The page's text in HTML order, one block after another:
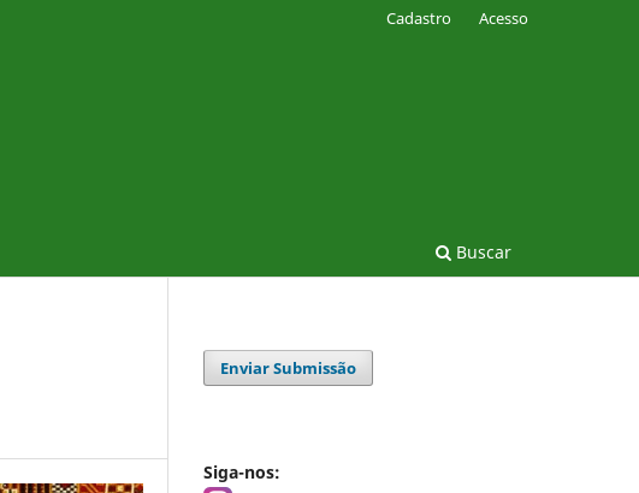
Buscar
Cadastro Acesso
Enviar Submissão
Siga-nos: